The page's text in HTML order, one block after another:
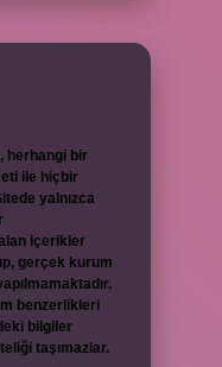
herhangi bir
ile hiçbir
yalnızca
içerikler
gerçek kurum
benzerlikleri
bilgiler
taşımazlar.